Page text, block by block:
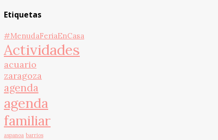
Etiquetas
#MenudaFeriaEnCasa
Actividades
acuario
zaragoza
agenda
agenda
familiar
aspanoa barrios